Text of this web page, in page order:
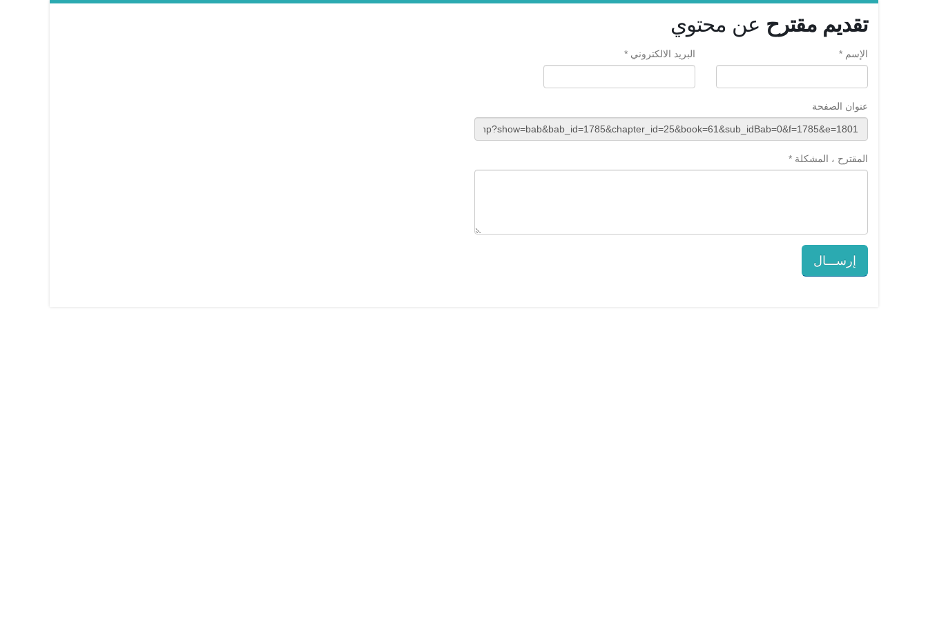
تقديم مقترح عن محتوي
الإسم * البريد الالكتروني *
عنوان الصفحة
المقترح ، المشكلة *